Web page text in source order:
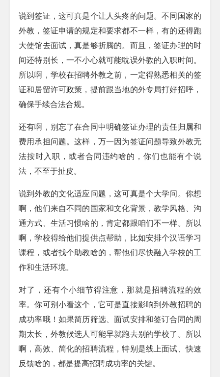
说到签证，这可真是个让人头疼的问题。不同国家的
外教，签证申请的规定和要求都不一样，有的还得跑
大使馆去面试，真是够折腾的。而且，签证办理的时
间还特别长，一不小心就可能耽误外教的入职时间。
所以啊，学校在招聘外教之前，一定得熟悉相关的签
证和居留许可政策，提前跟当地的外专局打好招呼，
确保手续合法合规。
还有啊，别忘了在合同中明确签证办理的责任归属和
费用承担问题。这样，万一因为签证问题导致外教无
法按时入职，或者合同违约啥的，你们也能有个说
法，不至于扯皮。
说到外教的文化适应问题，这可真是个大学问。你想
啊，他们来自不同的国家和文化背景，教学风格、沟
通方式、生活习惯啥的，肯定都跟咱们不一样。所以
啊，学校得给他们提供点帮助，比如安排个汉语学习
课程，或者找个助教啥的，帮他们尽快融入学校的工
作和生活环境。
对了，还有个小细节得注意，那就是招聘流程的效
率。你可别小看这个，它可是直接影响到外教招聘的
成功率哦！如果简历筛选、面试安排和签订合同的周
期太长，外教候选人可能早就跑去别的学校了。所以
啊，高效、简化的招聘流程，特别是线上面试、快速
反馈啥的，都是提高招聘成功率的关键。